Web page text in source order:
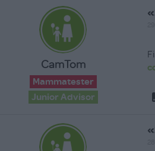
CamTom
Mammatester
Junior Advisor